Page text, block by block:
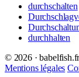
durchschalten
durchhalten
© 2026 ·
Mentions légales